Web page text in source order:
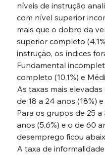
níveis de instrução
com nível superior
mais que o dobro da
superior completo
instrução, os índices
Fundamental
completo (10,1%) e
As taxas mais
de 18 a 24 anos (18%) e
Para os grupos de 25 a
anos (5,6%) e o de 60
desemprego ficou
A taxa de